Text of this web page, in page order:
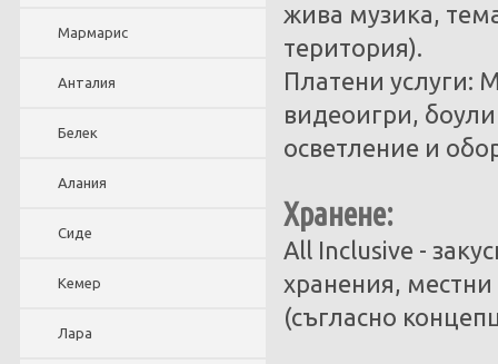
Мармарис
Анталия
Белек
Алания
Сиде
Кемер
Лара
жива музика,
територия).
Платени услуги:
видеоигри,
осветление и
Хранене:
All Inclusive -
хранения,
(съгласно